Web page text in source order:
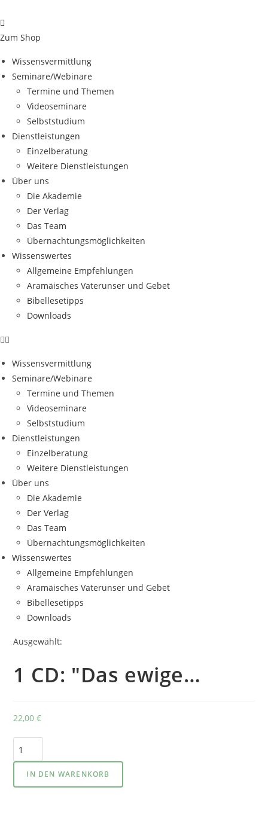
Inhalt
springen
Zum Shop
Wissensvermittlung
Seminare/Webinare
Termine und Themen
Videoseminare
Selbststudium
Dienstleistungen
Einzelberatung
Weitere Dienstleistungen
Über uns
Die Akademie
Der Verlag
Das Team
Übernachtungsmöglichkeiten
Wissenswertes
Allgemeine Empfehlungen
Aramäisches Vaterunser und Gebet
Bibellesetipps
Downloads
Wissensvermittlung
Seminare/Webinare
Termine und Themen
Videoseminare
Selbststudium
Dienstleistungen
Einzelberatung
Weitere Dienstleistungen
Über uns
Die Akademie
Der Verlag
Das Team
Übernachtungsmöglichkeiten
Wissenswertes
Allgemeine Empfehlungen
Aramäisches Vaterunser und Gebet
Bibellesetipps
Downloads
Ausgewählt:
1 CD: "Das ewige…
22,00€
CD:
"Das
ewige
IN DEN WARENKORB